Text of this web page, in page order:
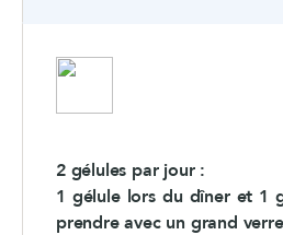
2 gélules par jour :
1 gélule lors du dîner et 1
prendre avec un grand